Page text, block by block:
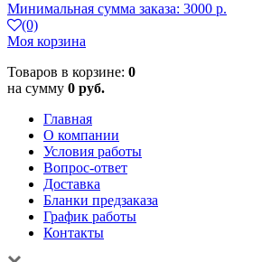
Минимальная сумма заказа: 3000 р.
(0)
Моя корзина
Товаров в корзине: 0
на сумму 0 руб.
Главная
О компании
Условия работы
Вопрос-ответ
Доставка
Бланки предзаказа
График работы
Контакты